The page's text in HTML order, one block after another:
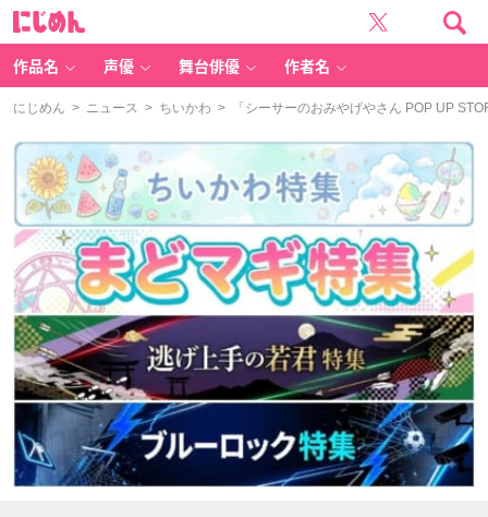
作品名 声優 舞台俳優 作者名
にじめん > ニュース > ちいかわ > 「シーサーのおみやげやさん POP UP